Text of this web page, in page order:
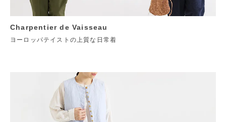
Charpentier de Vaisseau
ヨーロッパテイストの上質な日常着